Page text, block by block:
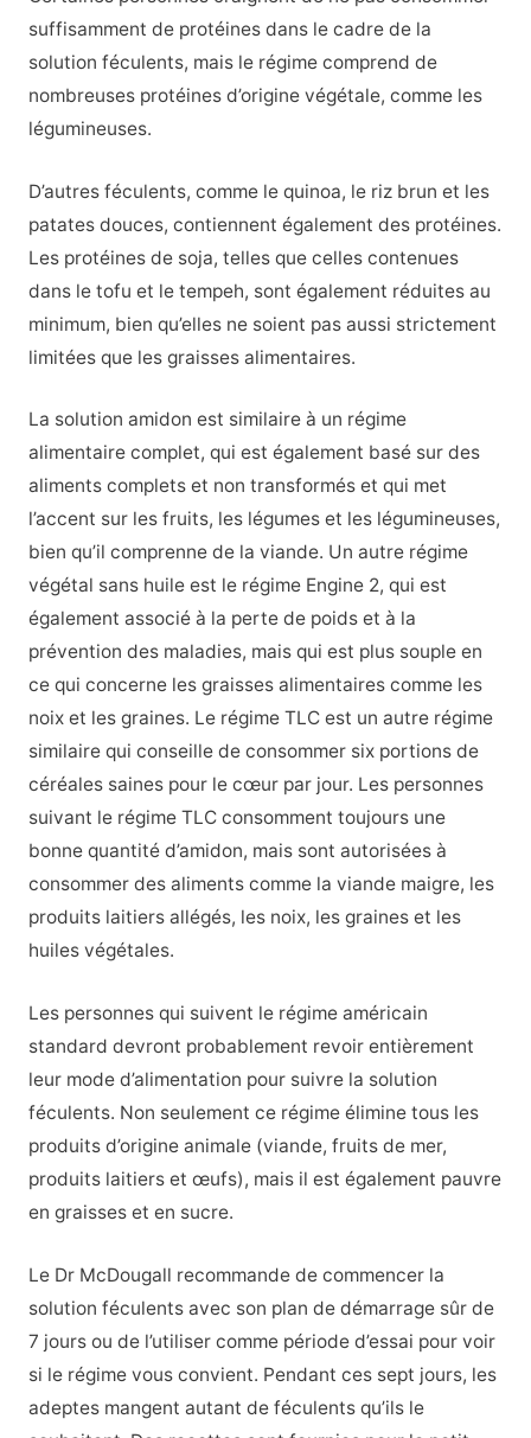
suffisamment de protéines dans le cadre de la
solution féculents, mais le régime comprend de
nombreuses protéines d’origine végétale, comme les
légumineuses.
D’autres féculents, comme le quinoa, le riz brun et les
patates douces, contiennent également des protéines.
Les protéines de soja, telles que celles contenues
dans le tofu et le tempeh, sont également réduites au
minimum, bien qu’elles ne soient pas aussi strictement
limitées que les graisses alimentaires.
La solution amidon est similaire à un régime
alimentaire complet, qui est également basé sur des
aliments complets et non transformés et qui met
l’accent sur les fruits, les légumes et les légumineuses,
bien qu’il comprenne de la viande. Un autre régime
végétal sans huile est le régime Engine 2, qui est
également associé à la perte de poids et à la
prévention des maladies, mais qui est plus souple en
ce qui concerne les graisses alimentaires comme les
noix et les graines. Le régime TLC est un autre régime
similaire qui conseille de consommer six portions de
céréales saines pour le cœur par jour. Les personnes
suivant le régime TLC consomment toujours une
bonne quantité d’amidon, mais sont autorisées à
consommer des aliments comme la viande maigre, les
produits laitiers allégés, les noix, les graines et les
huiles végétales.
Les personnes qui suivent le régime américain
standard devront probablement revoir entièrement
leur mode d’alimentation pour suivre la solution
féculents. Non seulement ce régime élimine tous les
produits d’origine animale (viande, fruits de mer,
produits laitiers et œufs), mais il est également pauvre
en graisses et en sucre.
Le Dr McDougall recommande de commencer la
solution féculents avec son plan de démarrage sûr de
7 jours ou de l’utiliser comme période d’essai pour voir
si le régime vous convient. Pendant ces sept jours, les
adeptes mangent autant de féculents qu’ils le